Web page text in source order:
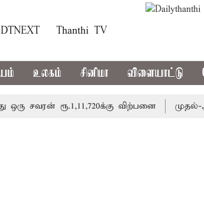
DTNEXT Thanthi TV
உலகம் சினிமா விளையாட்டு
ரூ.1,11,720க்கு விற்பனை முதல்-